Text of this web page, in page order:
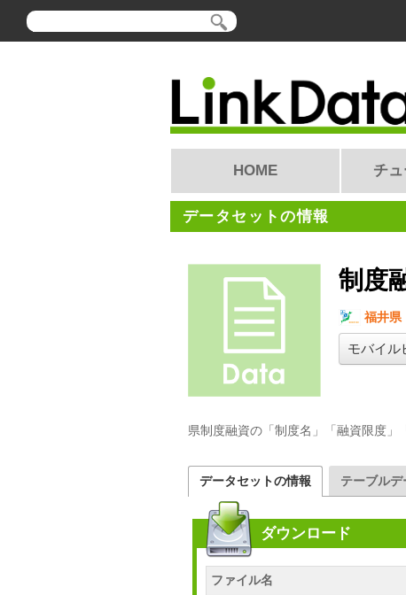
HOME チ
データセットの情報
制度
福井県
モバイル
県制度融資の「制度名」「融資限度」
データセットの情報 テーブル
ダウンロード
ファイル名